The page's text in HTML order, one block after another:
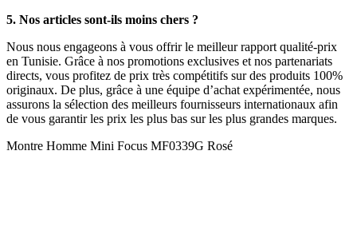
5. Nos articles sont-ils moins chers ?
Nous nous engageons à vous offrir le meilleur rapport qualité-prix
en Tunisie. Grâce à nos promotions exclusives et nos partenariats
directs, vous profitez de prix très compétitifs sur des produits 100%
originaux. De plus, grâce à une équipe d’achat expérimentée, nous
assurons la sélection des meilleurs fournisseurs internationaux afin
de vous garantir les prix les plus bas sur les plus grandes marques.
Montre Homme Mini Focus MF0339G Rosé